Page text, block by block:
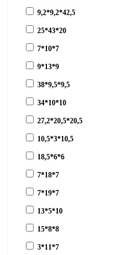
9,2*9,2*42,5
25*43*20
7*10*7
9*13*9
38*9,5*9,5
34*10*10
27,2*20,5*20,5
10,5*3*10,5
18,5*6*6
7*18*7
7*19*7
13*5*10
15*8*8
3*11*7